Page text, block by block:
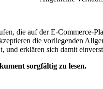
die auf der E-Commerce-
die vorliegenden
und erklären sich damit
sorgfältig zu lesen.